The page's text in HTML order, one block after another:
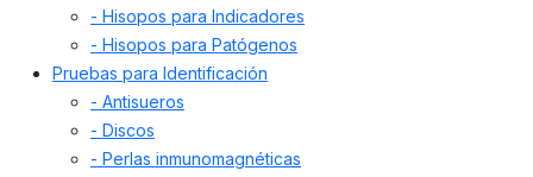
- Hisopos para Indicadores
- Hisopos para Patógenos
Pruebas para Identificación
- Antisueros
- Discos
- Perlas inmunomagnéticas